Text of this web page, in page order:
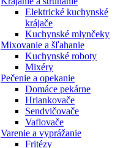
Elektrické kuchynské
krájače
Kuchynské mlynčeky
Mixovanie a šľahanie
Kuchynské roboty
Mixéry
Pečenie a opekanie
Domáce pekárne
Hriankovače
Sendvičovače
Vaflovače
Varenie a vyprážanie
Fritézy